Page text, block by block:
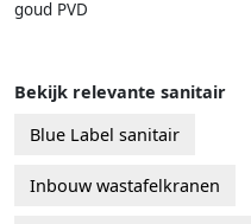
goud PVD
Bekijk relevante sanitair
Blue Label sanitair
Inbouw wastafelkranen